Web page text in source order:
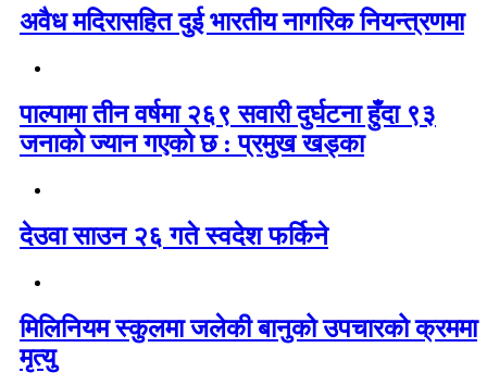
अवैध मदिरासहित दुई भारतीय नागरिक नियन्त्रणमा
पाल्पामा तीन वर्षमा २६९ सवारी दुर्घटना हुँदा ९३
जनाको ज्यान गएको छ : प्रमुख खड्का
देउवा साउन २६ गते स्वदेश फर्किने
मिलिनियम स्कुलमा जलेकी बानुको उपचारको क्रममा
मृत्यु